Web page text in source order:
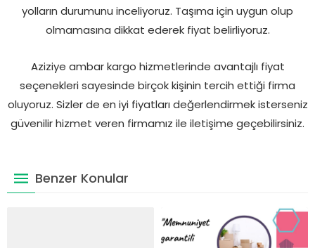
yolların durumunu inceliyoruz. Taşıma için uygun olup
olmamasına dikkat ederek fiyat belirliyoruz.
Aziziye ambar kargo hizmetlerinde avantajlı fiyat
seçenekleri sayesinde birçok kişinin tercih ettiği firma
oluyoruz. Sizler de en iyi fiyatları değerlendirmek isterseniz
güvenilir hizmet veren firmamız ile iletişime geçebilirsiniz.
Benzer Konular